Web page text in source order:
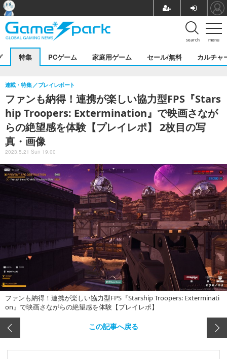
menu
search
特集 PCゲーム 家庭用ゲーム セール/無料 カルチャ
ファンも納得！連携が楽しい協力型FPS『Stars
hip Troopers: Extermination』で映画さなが
らの絶望感を体験【プレイレポ】 2枚目の写
真・画像
連載・特集 プレイレポート
2023.5.21 Sun 19:00
ファンも納得！連携が楽しい協力型FPS『Starship Troopers: Exterminati
on』で映画さながらの絶望感を体験【プレイレポ】
この記事へ戻る